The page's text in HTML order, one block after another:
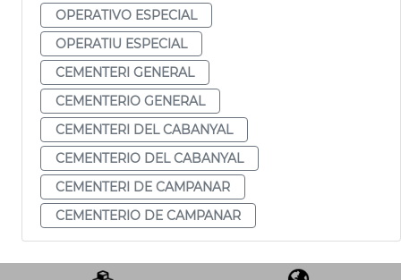
OPERATIVO ESPECIAL
OPERATIU ESPECIAL
CEMENTERI GENERAL
CEMENTERIO GENERAL
CEMENTERI DEL CABANYAL
CEMENTERIO DEL CABANYAL
CEMENTERI DE CAMPANAR
CEMENTERIO DE CAMPANAR